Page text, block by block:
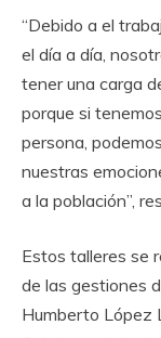
“Debido a el
el día a día,
tener una carga
porque si
persona,
nuestras
a la población”,
Estos talleres se
de las gestiones
Humberto López